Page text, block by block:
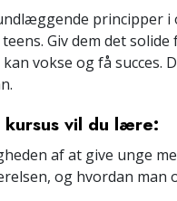
principper i
Giv dem det solide
vokse og få succes.
kursus vil du lære:
af at give unge
og hvordan man